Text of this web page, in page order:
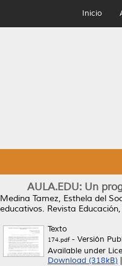
Inicio
AULA.EDU: Un
Medina Tamez, Esthela del
educativos. Revista
Texto
174.pdf- Versión
Available under
Download (318kB)